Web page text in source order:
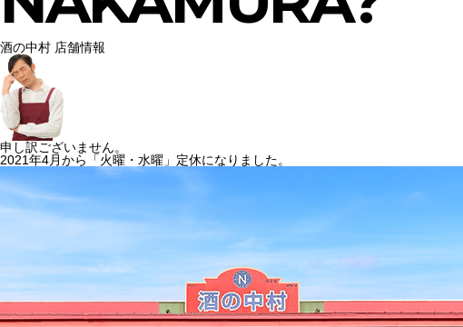
酒の中村 店舗情報
申し訳ございません。
2021年4月から「火曜・水曜」定休になりました。